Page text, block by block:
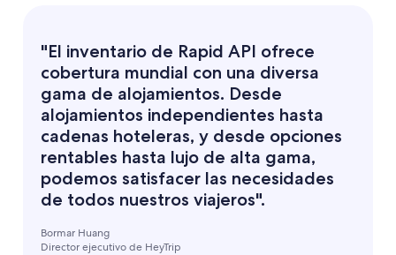
"El inventario de Rapid API ofrece
cobertura mundial con una diversa
gama de alojamientos. Desde
alojamientos independientes hasta
cadenas hoteleras, y desde opciones
rentables hasta lujo de alta gama,
podemos satisfacer las necesidades
de todos nuestros viajeros".
Bormar Huang
Director ejecutivo de HeyTrip